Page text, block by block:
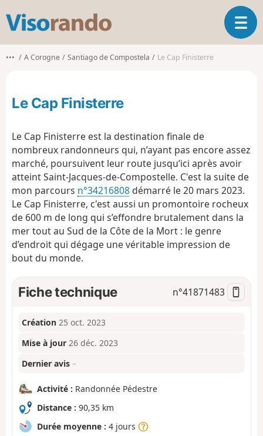
s
o
d
O
u
v
i
g
a
t
i
••• A Corogne Santiago de Compostela Le Cap Finisterre
Le Cap Finisterre
Le Cap Finisterre est la destination finale de
nombreux randonneurs qui, n’ayant pas encore assez
marché, poursuivent leur route jusqu’ici après avoir
atteint Saint-Jacques-de-Compostelle. C'est la suite de
mon parcours n°34216808démarré le 20 mars 2023.
Le Cap Finisterre, c'est aussi un promontoire rocheux
de 600 m de long qui s’effondre brutalement dans la
mer tout au Sud de la Côte de la Mort : le genre
d’endroit qui dégage une véritable impression de
bout du monde.
Fiche technique n°41871483
Création 25 oct. 2023
Mise à jour 26 déc. 2023
Dernier avis –
Activité : Randonnée Pédestre
Distance : 90,35 km
Durée moyenne : 4 jours